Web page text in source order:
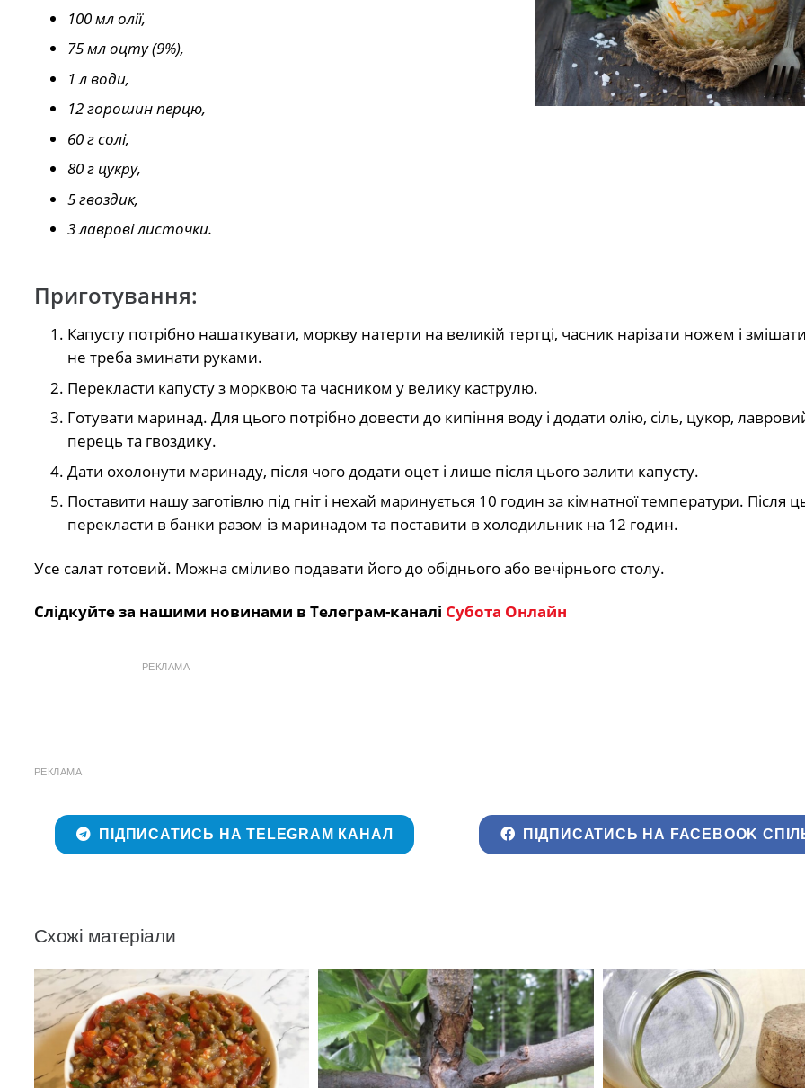
100 мл олії,
75 мл оцту (9%),
1 л води,
12 горошин перцю,
60 г солі,
80 г цукру,
5 гвоздик,
3 лаврові листочки.
Приготування:
Капусту потрібно нашаткувати, моркву натерти на великій тертці, часник нарізати ножем і змішати
не треба зминати руками.
Перекласти капусту з морквою та часником у велику каструлю.
Готувати маринад. Для цього потрібно довести до кипіння воду і додати олію, сіль, цукор,
перець та гвоздику.
Дати охолонути маринаду, після чого додати оцет і лише після цього залити капусту.
Поставити нашу заготівлю під гніт і нехай маринується 10 годин за кімнатної температури. Після
перекласти в банки разом із маринадом та поставити в холодильник на 12 годин.
Усе салат готовий. Можна сміливо подавати його до обіднього або вечірнього столу.
Слідкуйте за нашими новинами в Телеграм-каналі Субота Онлайн
РЕКЛАМА
РЕКЛАМА
ПІДПИСАТИСЬ НА TELEGRAM КАНАЛ ПІДПИСАТИСЬ НА FACEBOOK
Схожі матеріали